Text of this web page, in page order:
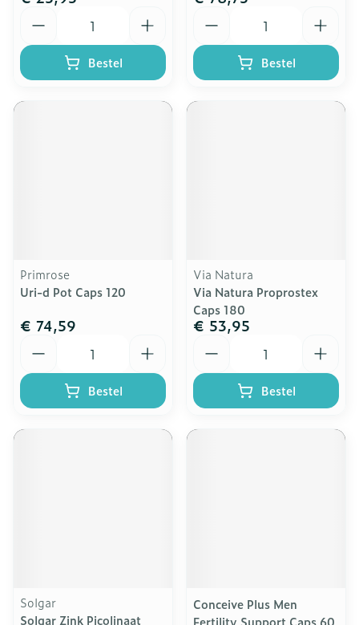
Bestel Bestel
Primrose
Uri-d Pot Caps 120
€ 74,59
Bestel
Via Natura
Via Natura Proprostex
Caps 180
€ 53,95
Bestel
Solgar
Solgar Zink Picolinaat
Conceive Plus Men
Fertility Support Caps 60